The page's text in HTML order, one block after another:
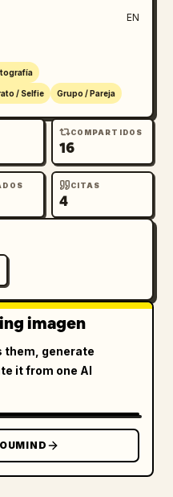
EN
/ Selfie Grupo / Pareja
COMPARTIDOS
16
CITAS
4
imagen
them, generate
it from one AI